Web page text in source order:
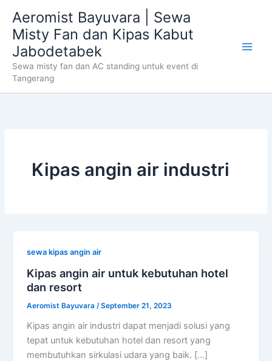
content
Aeromist Bayuvara | Sewa
Misty Fan dan Kipas Kabut
Jabodetabek
Sewa misty fan dan AC standing untuk event di
Tangerang
Kipas angin air industri
sewa kipas angin air
Kipas angin air untuk kebutuhan hotel
dan resort
Aeromist Bayuvara /September 21, 2023
Kipas angin air industri dapat menjadi solusi yang
tepat untuk kebutuhan hotel dan resort yang
membutuhkan sirkulasi udara yang baik. […]